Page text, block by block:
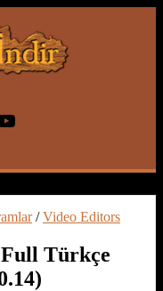
Programlar
/Video Editors
Türkçe